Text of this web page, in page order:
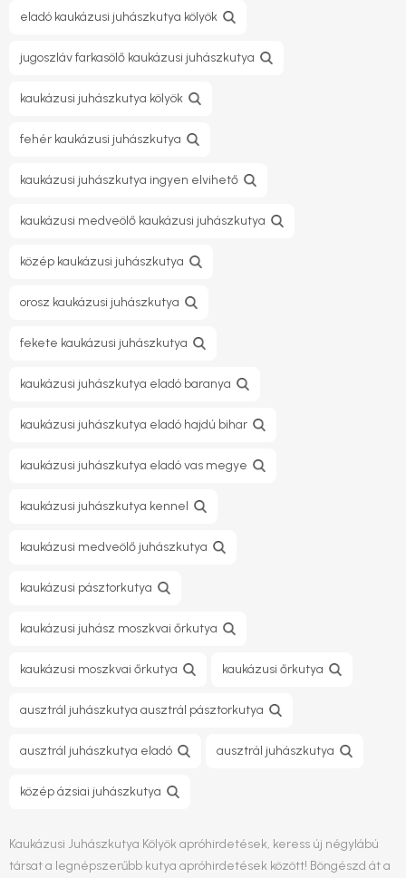
eladó kaukázusi juhászkutya kölyök
jugoszláv farkasölő kaukázusi juhászkutya
kaukázusi juhászkutya kölyök
fehér kaukázusi juhászkutya
kaukázusi juhászkutya ingyen elvihető
kaukázusi medveölő kaukázusi juhászkutya
közép kaukázusi juhászkutya
orosz kaukázusi juhászkutya
fekete kaukázusi juhászkutya
kaukázusi juhászkutya eladó baranya
kaukázusi juhászkutya eladó hajdú bihar
kaukázusi juhászkutya eladó vas megye
kaukázusi juhászkutya kennel
kaukázusi medveölő juhászkutya
kaukázusi pásztorkutya
kaukázusi juhász moszkvai őrkutya
kaukázusi moszkvai őrkutya kaukázusi őrkutya
ausztrál juhászkutya ausztrál pásztorkutya
ausztrál juhászkutya eladó ausztrál juhászkutya
közép ázsiai juhászkutya
Kaukázusi Juhászkutya Kölyök apróhirdetések, keress új négylábú
társat a legnépszerűbb kutya apróhirdetések között! Böngészd át a